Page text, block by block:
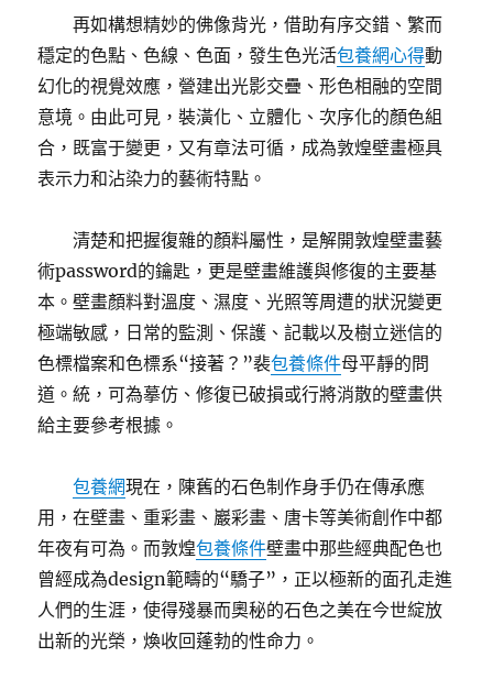
再如構想精妙的佛像背光，借助有序交錯、繁而
穩定的色點、色線、色面，發生色光活包養網心得動
幻化的視覺效應，營建出光影交疊、形色相融的空間
意境。由此可見，裝潢化、立體化、次序化的顏色組
合，既富于變更，又有章法可循，成為敦煌壁畫極具
表示力和沾染力的藝術特點。
清楚和把握復雜的顏料屬性，是解開敦煌壁畫藝
術password的鑰匙，更是壁畫維護與修復的主要基
本。壁畫顏料對溫度、濕度、光照等周遭的狀況變更
極端敏感，日常的監測、保護、記載以及樹立迷信的
色標檔案和色標系“接著？”裴包養條件母平靜的問
道。統，可為摹仿、修復已破損或行將消散的壁畫供
給主要參考根據。
包養網現在，陳舊的石色制作身手仍在傳承應
用，在壁畫、重彩畫、巖彩畫、唐卡等美術創作中都
年夜有可為。而敦煌包養條件壁畫中那些經典配色也
曾經成為design範疇的“驕子”，正以極新的面孔走進
人們的生涯，使得殘暴而奧秘的石色之美在今世綻放
出新的光榮，煥收回蓬勃的性命力。